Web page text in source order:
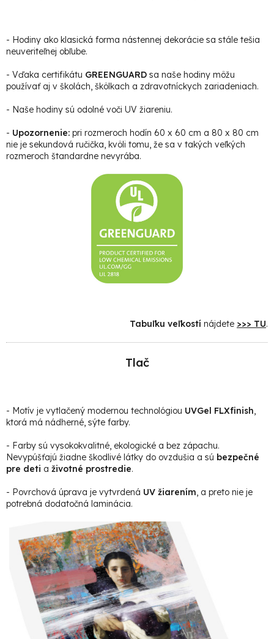
- Hodiny ako klasická forma nástennej dekorácie sa stále tešia
neuveriteľnej obľube.
- Vďaka certifikátu GREENGUARD sa naše hodiny môžu
používať aj v školách, škôlkach a zdravotníckych zariadeniach.
- Naše hodiny sú odolné voči UV žiareniu.
- Upozornenie: pri rozmeroch hodín 60 x 60 cm a 80 x 80 cm
nie je sekundová ručička, kvôli tomu, že sa v takých veľkých
rozmeroch štandardne nevyrába.
Tabuľku veľkostí nájdete >>> TU.
Tlač
- Motív je vytlačený modernou technológiou UVGel FLXfinish,
ktorá má nádherné, sýte farby.
- Farby sú vysokokvalitné, ekologické a bez zápachu.
Nevypúšťajú žiadne škodlivé látky do ovzdušia a sú bezpečné
pre deti a životné prostredie.
- Povrchová úprava je vytvrdená UV žiarením, a preto nie je
potrebná dodatočná laminácia.